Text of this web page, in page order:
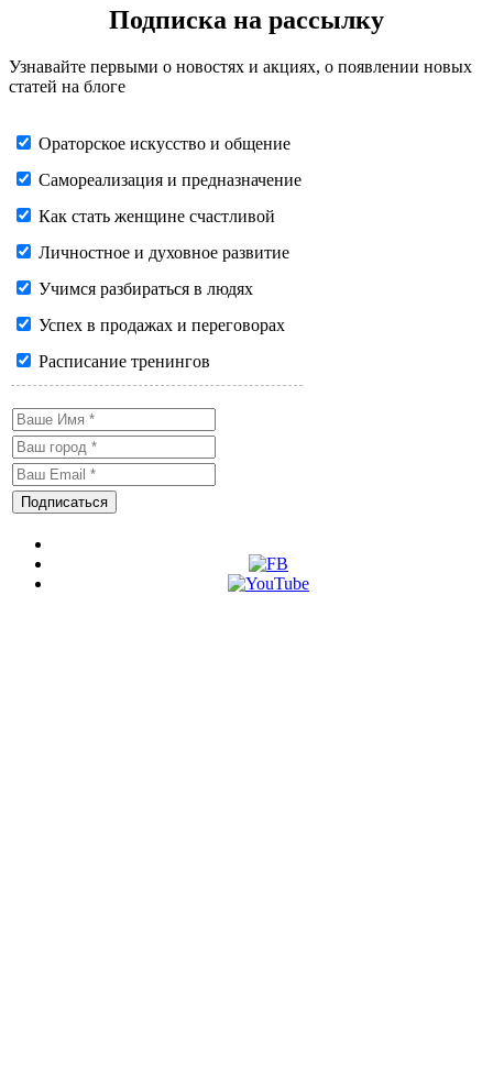
Подписка на рассылку
Узнавайте первыми о новостях и акциях, о появлении новых
статей на блоге
Ораторское искусство и общение
Самореализация и предназначение
Как стать женщине счастливой
Личностное и духовное развитие
Учимся разбираться в людях
Успех в продажах и переговорах
Расписание тренингов